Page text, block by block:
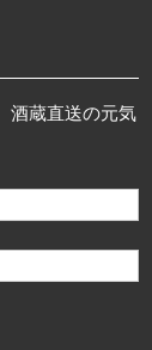
酒蔵直送の元気